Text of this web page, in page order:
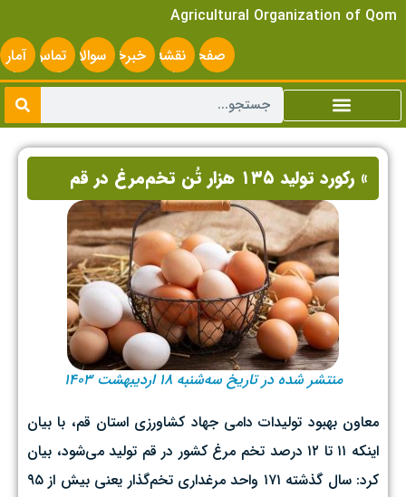
Agricultural Organization of Qom
صفحه
اصلی
نقشه
سایت
خبرخوانسوالات
متداول
تماس
با ما
آمار
» رکورد تولید ۱۳۵ هزار تُن تخم‌مرغ در قم
منتشر شده در تاریخ سه‌شنبه ۱۸ اردیبهشت ۱۴۰۳
معاون بهبود تولیدات دامی جهاد کشاورزی استان قم، با بیان
اینکه ۱۱ تا ۱۲ درصد تخم مرغ کشور در قم تولید می‌شود، بیان
کرد: سال گذشته ۱۷۱ واحد مرغداری تخم‌گذار یعنی بیش‌ از ۹۵